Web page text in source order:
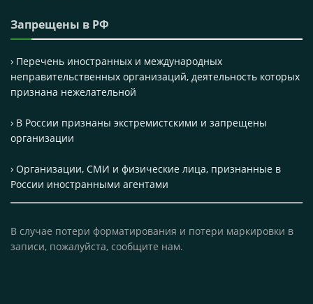
Запрещены в РФ
› Перечень иностранных и международных
неправительственных организаций, деятельность которых
признана нежелательной
› В России признаны экстремистскими и запрещены
организации
› Организации, СМИ и физические лица, признанные в
России иностранными агентами
В случае потери форматирования и потери маркировки в
записи, пожалуйста, сообщите нам.